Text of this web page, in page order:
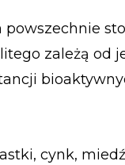
zależą od
cynk,